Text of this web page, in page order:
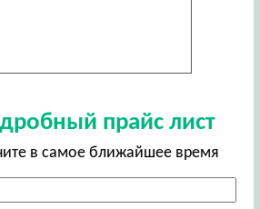
прайс лист
в самое ближайшее время